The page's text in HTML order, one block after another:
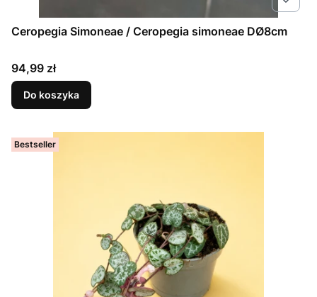
Ceropegia Simoneae / Ceropegia simoneae DØ8cm
Cena
94,99 zł
Do koszyka
Bestseller